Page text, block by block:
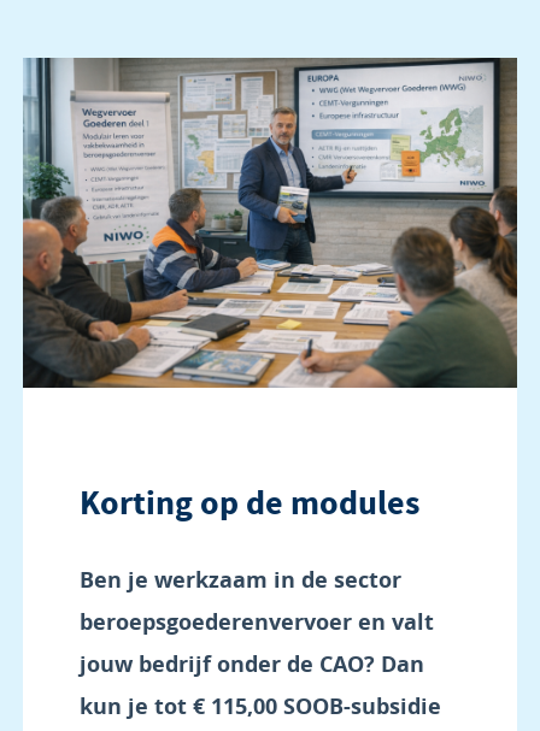
Korting op de modules
Ben je werkzaam in de sector
beroepsgoederenvervoer en valt
jouw bedrijf onder de CAO? Dan
kun je tot€ 115,00 SOOB-subsidie